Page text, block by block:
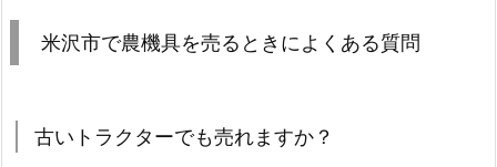
米沢市で農機具を売るときによくある質問
古いトラクターでも売れますか？